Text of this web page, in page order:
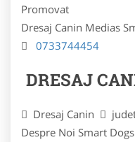
Promovat
Dresaj Canin Medias
0733744454
DRESAJ
Dresaj Canin
Despre Noi Smart